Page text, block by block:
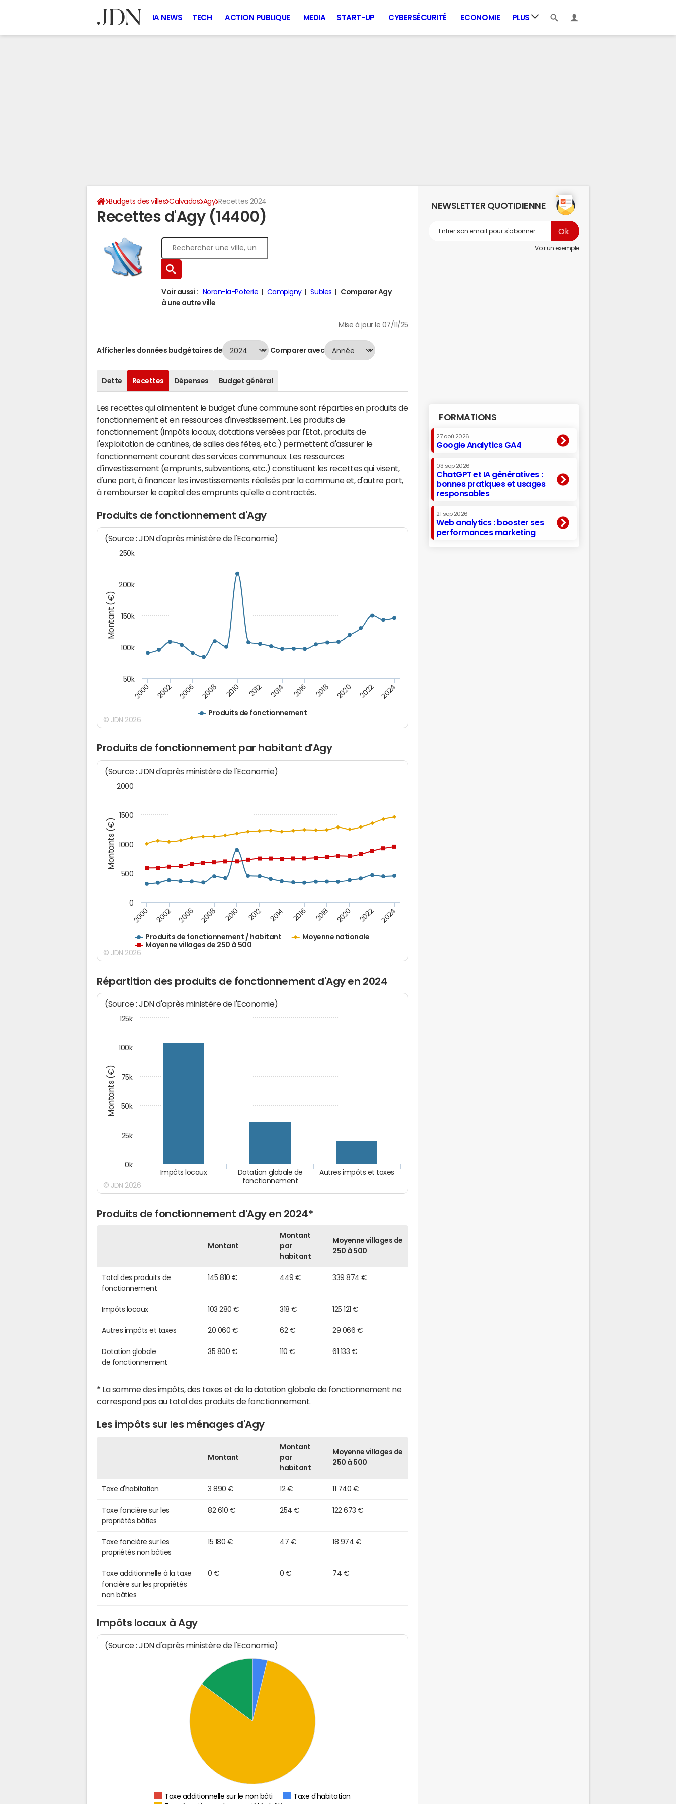
IA NEWS TECH ACTION PUBLIQUE MEDIA START-UP CYBERSÉCURITÉ ECONOMIE PLUS
Budgets des villes Calvados Agy Recettes 2024
Recettes d'Agy (14400)
Voir aussi : Noron-la-Poterie Campigny Subles
Comparer Agy
à une autre ville
Mise à jour le 07/11/25
Afficher les données budgétaires de Comparer avec
Dette Recettes Dépenses Budget général
Les recettes qui alimentent le budget d'une commune sont réparties en produits de
fonctionnement et en ressources d'investissement. Les produits de
fonctionnement (impôts locaux, dotations versées par l'Etat, produits de
l'exploitation de cantines, de salles des fêtes, etc.) permettent d'assurer le
fonctionnement courant des services communaux. Les ressources
d'investissement (emprunts, subventions, etc.) constituent les recettes qui visent,
d'une part, à financer les investissements réalisés par la commune et, d'autre part,
à rembourser le capital des emprunts qu'elle a contractés.
Produits de fonctionnement d'Agy
Montant (€)
(Source : JDN d'après ministère de l'Economie)
Produits de fonctionnement
2000 2002 2006 2008 2010 2012 2014 2016 2018 2020 2022 2024
50k
100k
150k
200k
250k
© JDN 2026
Produits de fonctionnement par habitant d'Agy
Montants (€)
(Source : JDN d'après ministère de l'Economie)
Produits de fonctionnement / habitant
Moyenne nationale
Moyenne villages de 250 à 500
2000 2002 2006 2008 2010 2012 2014 2016 2018 2020 2022 2024
500
1000
1500
0
2000
© JDN 2026
Répartition des produits de fonctionnement d'Agy en 2024
Montants (€)
(Source : JDN d'après ministère de l'Economie)
Autres impôts et taxes
Dotation globale de
fonctionnement
Impôts locaux
0k
25k
50k
75k
100k
125k
© JDN 2026
Produits de fonctionnement d'Agy en 2024*
Montant
Montant
par
habitant
Moyenne villages de
250 à 500
Total des produits de
fonctionnement
145 810 € 449 € 339 874 €
Impôts locaux 103 280 € 318 € 125 121 €
Autres impôts et taxes 20 060 € 62 € 29 066 €
Dotation globale
de fonctionnement
35 800 € 110 € 61 133 €
* La somme des impôts, des taxes et de la dotation globale de fonctionnement ne
correspond pas au total des produits de fonctionnement.
Les impôts sur les ménages d'Agy
Montant
Montant
par
habitant
Moyenne villages de
250 à 500
Taxe d'habitation 3 890 € 12 € 11 740 €
Taxe foncière sur les
propriétés bâties
82 610 € 254 € 122 673 €
Taxe foncière sur les
propriétés non bâties
15 180 € 47 € 18 974 €
Taxe additionnelle à la taxe
foncière sur les propriétés
non bâties
0 € 0 € 74 €
Impôts locaux à Agy
(Source : JDN d'après ministère de l'Economie)
Taxe additionnelle sur le non bâti Taxe d'habitation
NEWSLETTER QUOTIDIENNE
Voir un exemple
FORMATIONS
27 aoû 2026
Google Analytics GA4
03 sep 2026
ChatGPT et IA génératives :
bonnes pratiques et usages
responsables
21 sep 2026
Web analytics : booster ses
performances marketing